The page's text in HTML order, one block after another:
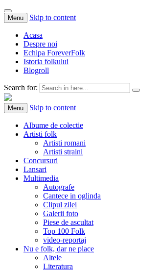
Menu Skip to content
Acasa
Despre noi
Echipa ForeverFolk
Istoria folkului
Blogroll
Search for:
ForeverFolk
Muzica sufletului tau
Menu Skip to content
Albume de colectie
Artisti folk
Artisti romani
Artisti straini
Concursuri
Lansari
Multimedia
Autografe
Cantece in oglinda
Clipul zilei
Galerii foto
Piese de ascultat
Top 100 Folk
video-reportaj
Nu e folk, dar ne place
Altele
Literatura